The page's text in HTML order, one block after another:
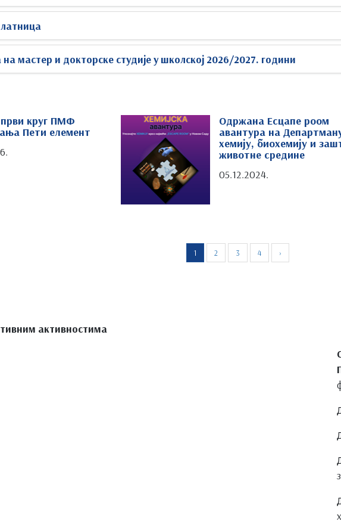
мастер и докторске студије у школској 2026/2027. години
круг ПМФ
Пети елемент
Одржана Есцапе роом
авантура на
хемију, биохемију и
животне средине
05.12.2024.
1 2 3 4 ›
активностима